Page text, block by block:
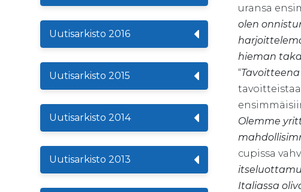
Uutisarkisto 2016
Uutisarkisto 2015
Uutisarkisto 2014
Uutisarkisto 2013
uransa
olen
hieman
“
Olemme
cupissa
Italiassa